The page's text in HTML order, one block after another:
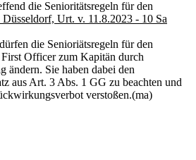
die Senioritätsregeln für den
Urt. v. 11.8.2023 - 10 Sa
die Senioriätsregeln für den
Officer zum Kapitän durch
ändern. Sie haben dabei den
aus Art. 3 Abs. 1 GG zu beachten und
verstoßen.(ma)